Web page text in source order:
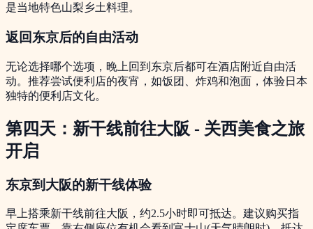
是当地特色山梨乡土料理。
返回东京后的自由活动
无论选择哪个选项，晚上回到东京后都可在酒店附近自由活
动。推荐尝试便利店的夜宵，如饭团、炸鸡和泡面，体验日本
独特的便利店文化。
第四天：新干线前往大阪 - 关西美食之旅
开启
东京到大阪的新干线体验
早上搭乘新干线前往大阪，约2.5小时即可抵达。建议购买指